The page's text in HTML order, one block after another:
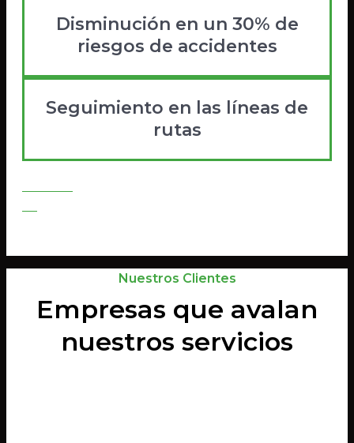
Disminución en un 30% de
riesgos de accidentes
Seguimiento en las líneas de
rutas
Nuestros Clientes
Empresas que avalan
nuestros servicios